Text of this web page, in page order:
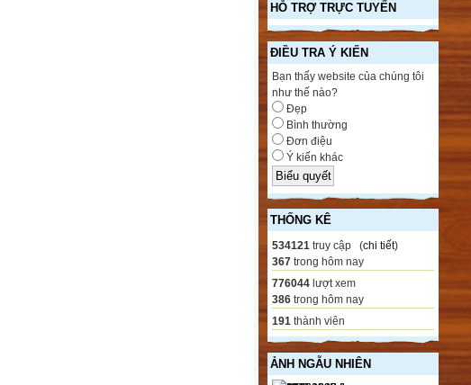
HỖ TRỢ TRỰC TUYẾN
ĐIỀU TRA Ý KIẾN
Bạn thấy website của chúng tôi
như thế nào?
Đẹp
Bình thường
Đơn điệu
Ý kiến khác
THỐNG KÊ
534121 truy cập (chi tiết)
367 trong hôm nay
776044 lượt xem
386 trong hôm nay
191 thành viên
ẢNH NGẪU NHIÊN